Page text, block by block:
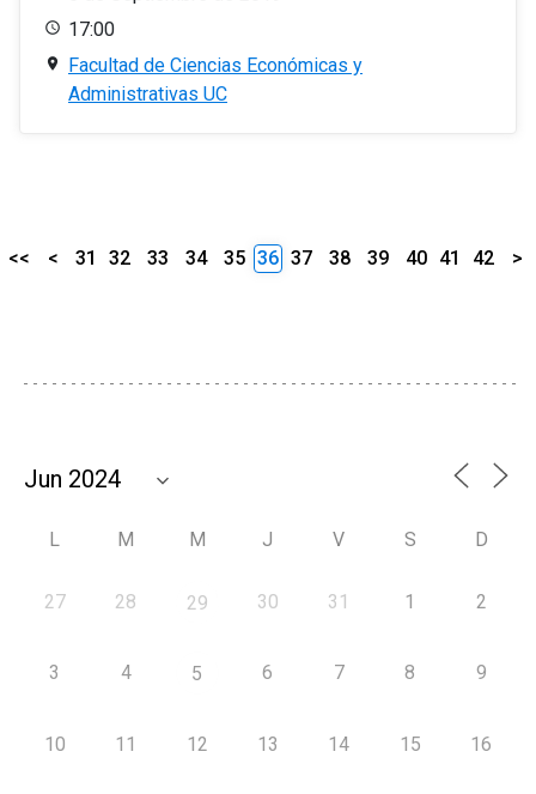
17:00
Facultad de Ciencias Económicas y
Administrativas UC
<< < 31 32 33 34 35 36 37 38 39 40 41 42 >
L M M J V S D
27 28 29 30 31 1 2
3 4 5 6 7 8 9
10 11 12 13 14 15 16